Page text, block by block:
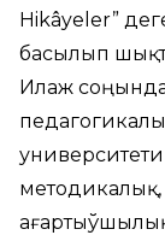
Hikâyeler”
басылып
Илаж